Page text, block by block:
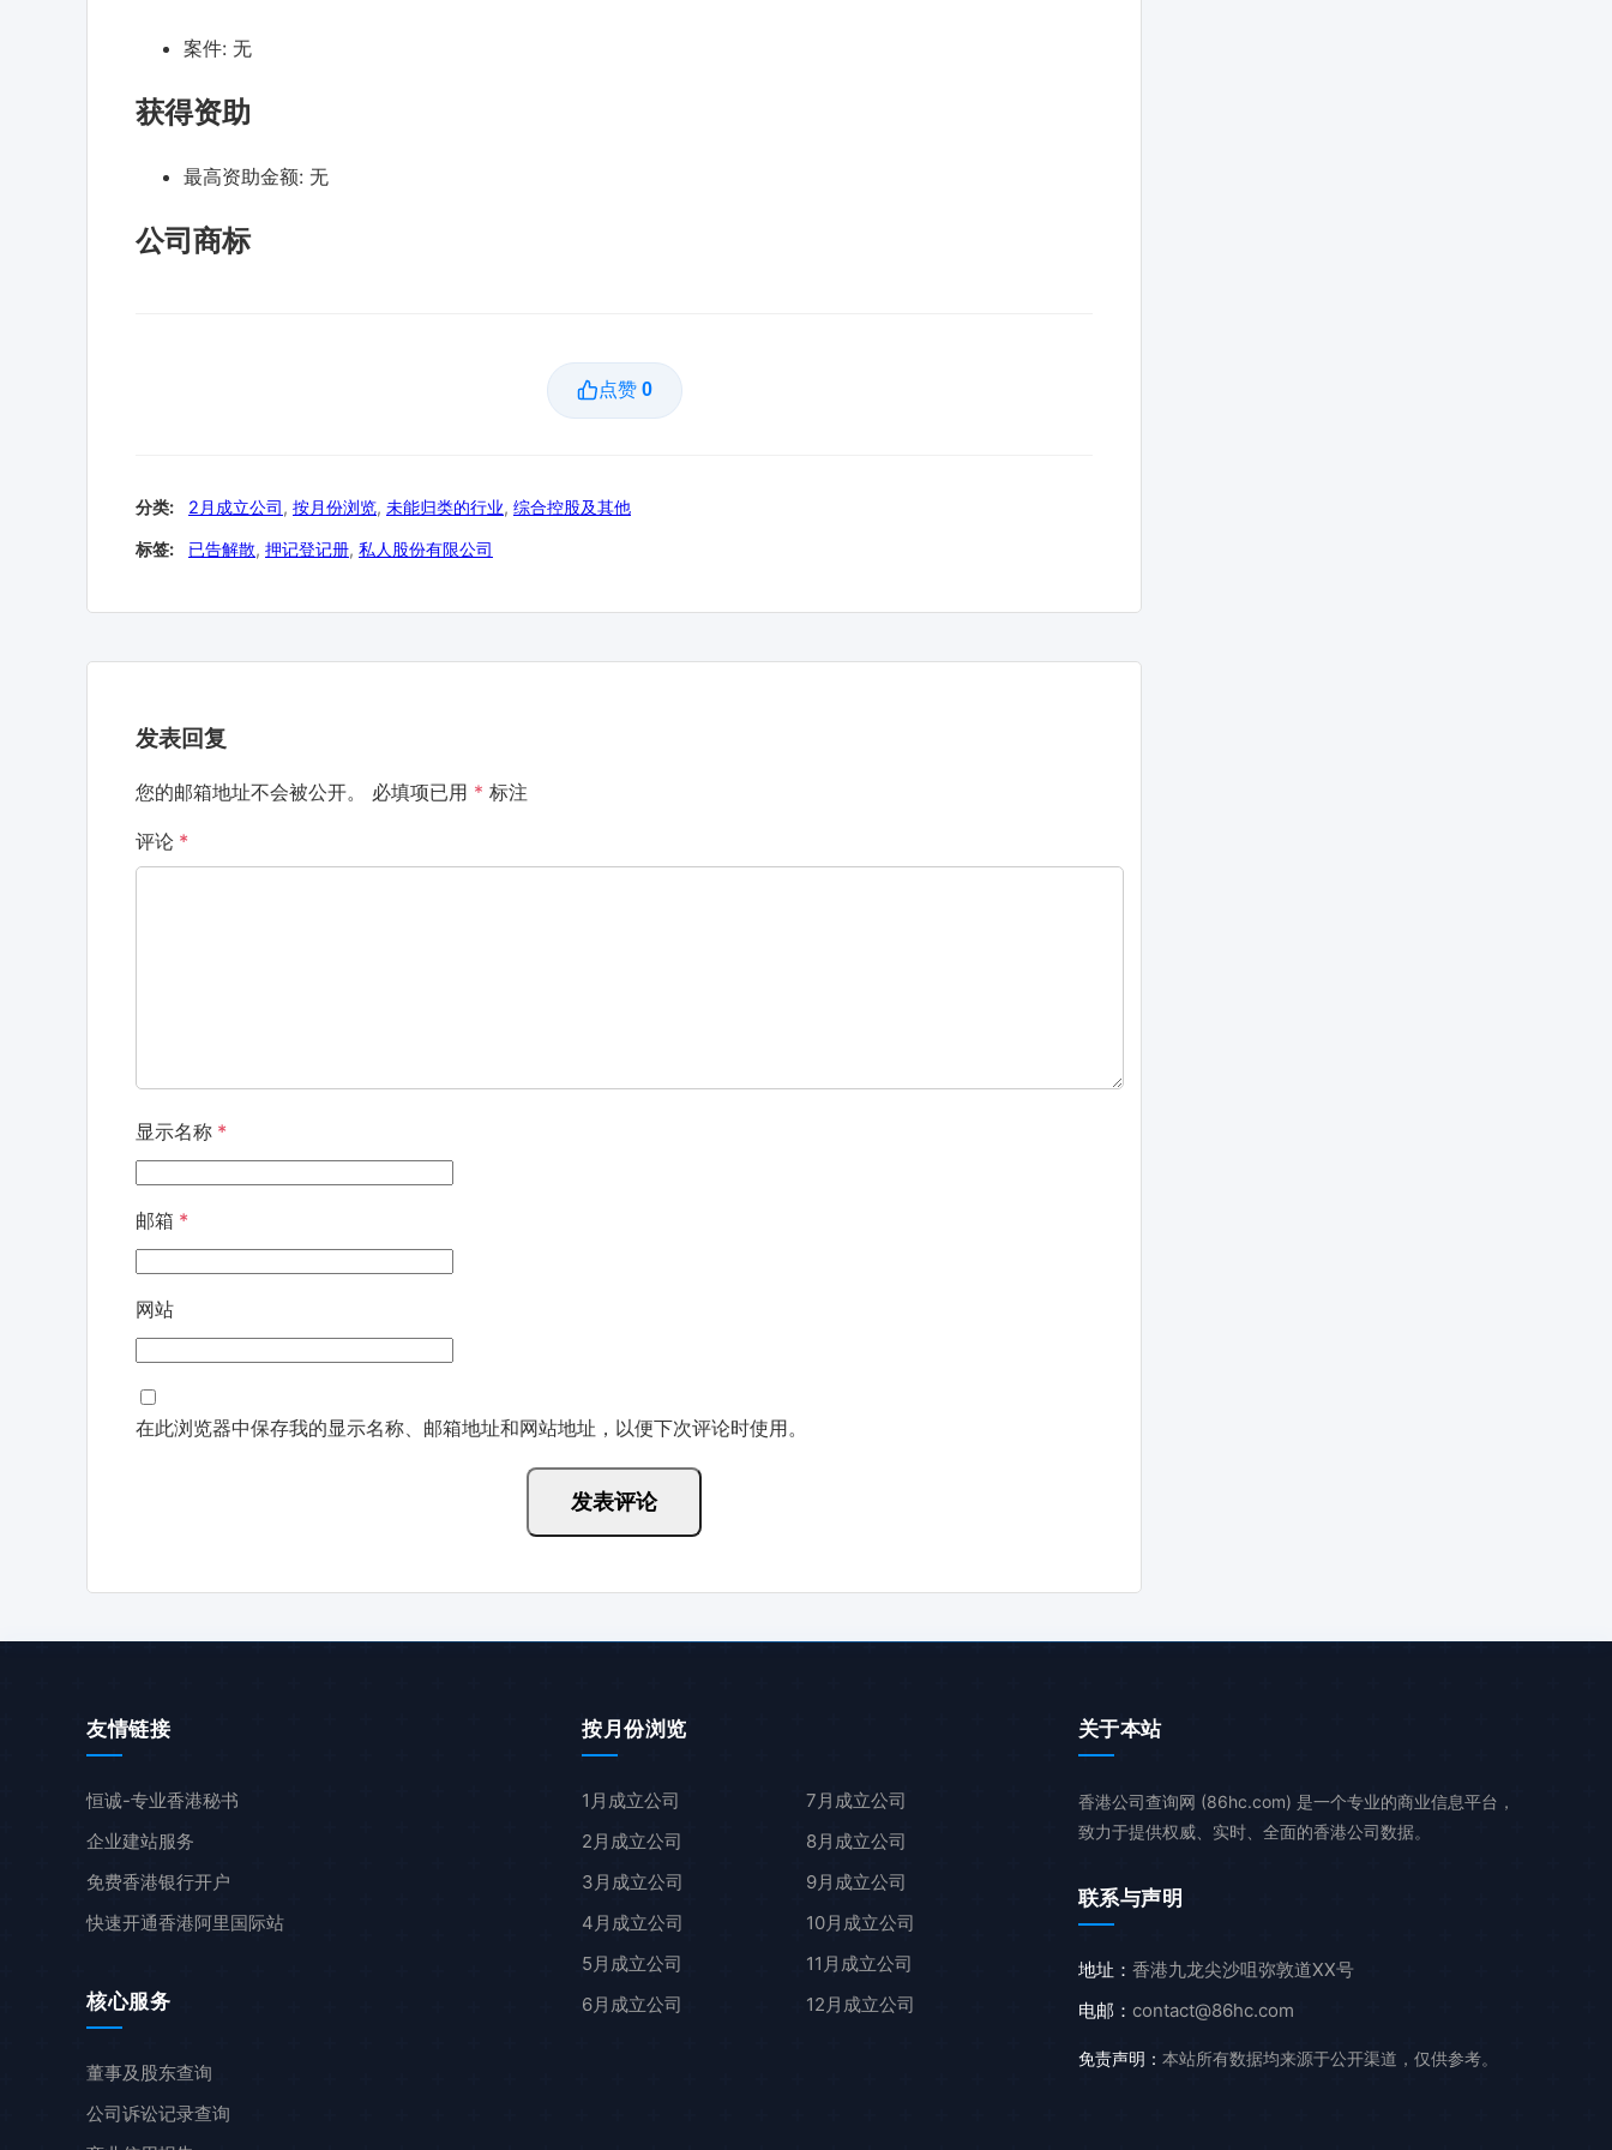
案件: 无
获得资助
最高资助金额: 无
公司商标
点赞 0
分类: 2月成立公司, 按月份浏览, 未能归类的行业, 综合控股及其他
标签: 已告解散, 押记登记册, 私人股份有限公司
发表回复
您的邮箱地址不会被公开。 必填项已用 * 标注
评论 *
显示名称 *
邮箱 *
网站
在此浏览器中保存我的显示名称、邮箱地址和网站地址，以便下次评论时使用。
友情链接
恒诚-专业香港秘书
企业建站服务
免费香港银行开户
快速开通香港阿里国际站
核心服务
董事及股东查询
公司诉讼记录查询
按月份浏览
1月成立公司
2月成立公司
3月成立公司
4月成立公司
5月成立公司
6月成立公司
7月成立公司
8月成立公司
9月成立公司
10月成立公司
11月成立公司
12月成立公司
关于本站
香港公司查询网 (86hc.com) 是一个专业的商业信息平台，
致力于提供权威、实时、全面的香港公司数据。
联系与声明
地址： 香港九龙尖沙咀弥敦道XX号
电邮： contact@86hc.com
免责声明： 本站所有数据均来源于公开渠道，仅供参考。